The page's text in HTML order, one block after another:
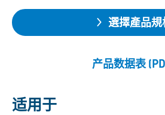
選擇產品規
产品数据表
适用于